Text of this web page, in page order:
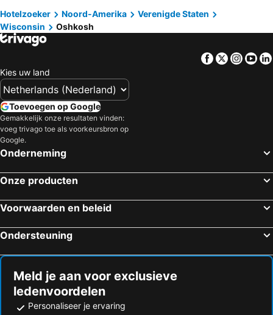
Shawano, Wisconsin Hotels
Columbus, Wisconsin Hotels
Saukville, Wisconsin Hotels
Cedarburg, Wisconsin Hotels
Germantown, Wisconsin Hotels
Wisconsin Dells, Wisconsin Hotels
Madison, Wisconsin Hotels
Grafton, Wisconsin Hotels
Appleton, Wisconsin Hotels
Fond du Lac, Wisconsin Hotels
New York, New York Hotels
Miami Beach, Florida Hotels
Miami, Florida Hotels
San Francisco, Californië Hotels
Boston, Massachusetts Hotels
Hotelzoeker Noord-Amerika
Verenigde Staten
Wisconsin
Oshkosh
Facebook
Twitter
Kies uw land
Toevoegen op Google
Gemakkelijk onze resultaten vinden:
voeg trivago toe als voorkeursbron op
Google.
Onderneming
Onze producten
Voorwaarden en beleid
Ondersteuning
Meld je aan voor exclusieve
ledenvoordelen
Personaliseer je ervaring